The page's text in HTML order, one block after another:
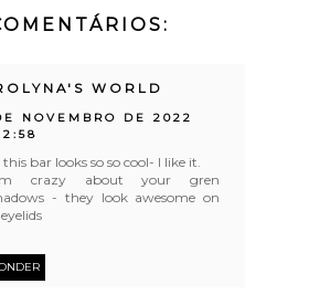
WORLD
NOVEMBRO DE 2022
bar looks so so cool- I like it.
crazy about your gren
- they look awesome on